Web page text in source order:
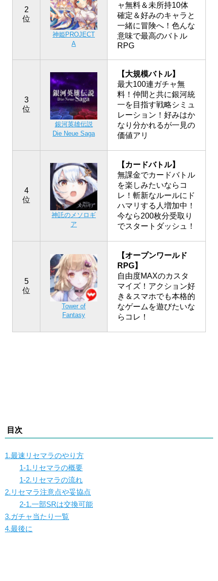
2
位
神姫PROJECT
A
ャ無料＆未所持10体
確定＆好みのキャラと
一緒に冒険へ！色んな
意味で最高のバトル
RPG
3
位
銀河英雄伝説
Die Neue Saga
【大規模バトル】
最大100連ガチャ無
料！仲間と共に銀河統
一を目指す戦略シミュ
レーション！好みはか
なり分かれるが一見の
価値アリ
4
位
神託のメソロギ
ア
【カードバトル】
無課金でカードバトル
を楽しみたいならコ
レ！斬新なルールにド
ハマリする人増加中！
今なら200枚分受取り
でスタートダッシュ！
5
位
Tower of
Fantasy
【オープンワールド
RPG】
自由度MAXのカスタ
マイズ！アクション好
き＆スマホでも本格的
なゲームを遊びたいな
らコレ！
目次
1.最速リセマラのやり方
1-1.リセマラの概要
1-2.リセマラの流れ
2.リセマラ注意点や妥協点
2-1.一部SRは交換可能
3.ガチャ当たり一覧
4.最後に